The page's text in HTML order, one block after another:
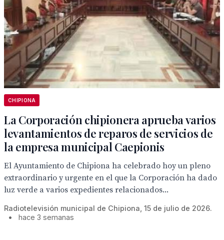
CHIPIONA
La Corporación chipionera aprueba varios
levantamientos de reparos de servicios de
la empresa municipal Caepionis
El Ayuntamiento de Chipiona ha celebrado hoy un pleno
extraordinario y urgente en el que la Corporación ha dado
luz verde a varios expedientes relacionados...
Radiotelevisión municipal de Chipiona, 15 de julio de 2026.
•
hace 3 semanas